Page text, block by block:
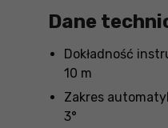
Dane
Dokładność
10 m
Zakres
3°